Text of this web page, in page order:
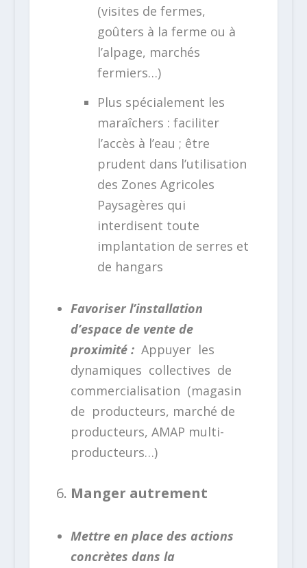
(visites de fermes,
goûters à la ferme ou à
l’alpage, marchés
fermiers…)
Plus spécialement les
maraîchers : faciliter
l’accès à l’eau ; être
prudent dans l’utilisation
des Zones Agricoles
Paysagères qui
interdisent toute
implantation de serres et
de hangars
Favoriser l’installation
d’espace de vente de
proximité : Appuyer les
dynamiques collectives de
commercialisation (magasin
de producteurs, marché de
producteurs, AMAP multi-
producteurs…)
Manger autrement
Mettre en place des actions
concrètes dans la